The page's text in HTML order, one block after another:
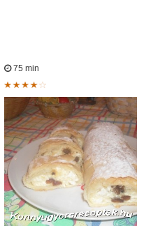
75 min